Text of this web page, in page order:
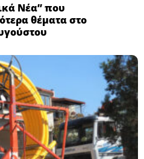
Νέα” που
θέματα στο